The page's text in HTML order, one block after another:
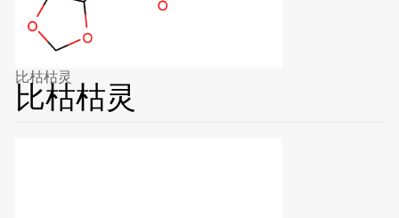
比枯枯灵
比枯枯灵